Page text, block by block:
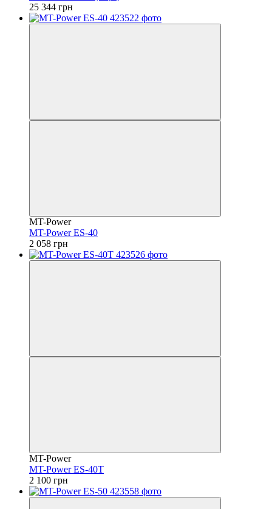
25 344 грн
MT-Power
MT-Power ES-40
2 058 грн
MT-Power
MT-Power ES-40Т
2 100 грн